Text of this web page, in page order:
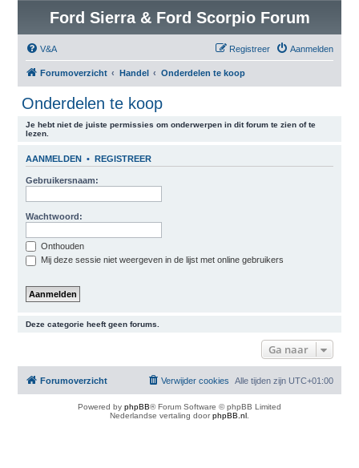
Ford Sierra & Ford Scorpio Forum
V&A Aanmelden
Registreer
Forumoverzicht Handel Onderdelen te koop
Onderdelen te koop
Je hebt niet de juiste permissies om onderwerpen in dit forum te zien of te
lezen.
AANMELDEN • REGISTREER
Gebruikersnaam:
Wachtwoord:
Onthouden
Mij deze sessie niet weergeven in de lijst met online gebruikers
Deze categorie heeft geen forums.
Ga naar
Forumoverzicht Alle tijden zijn UTC+01:00
Verwijder cookies
Powered by phpBB® Forum Software © phpBB Limited
Nederlandse vertaling doorphpBB.nl